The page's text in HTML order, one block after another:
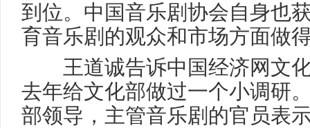
到位。中国音乐剧协会自身也
育音乐剧的观众和市场方面做
王道诚告诉中国经济网文化
去年给文化部做过一个小调研
部领导，主管音乐剧的官员表